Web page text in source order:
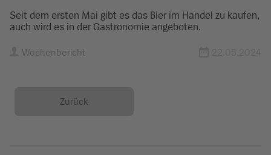
Seit dem ersten Mai gibt es das Bier im Handel zu kaufen,
auch wird es in der Gastronomie angeboten.
Wochenbericht
Zurück